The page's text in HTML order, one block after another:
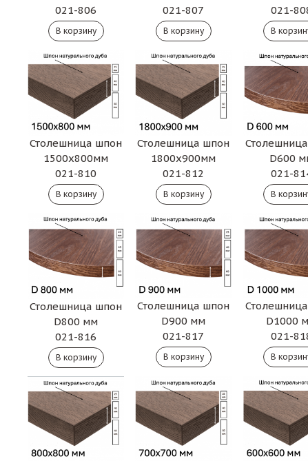
021-806
021-807
021-
Столешница шпон
1500х800мм
021-810
Столешница шпон
1800х900мм
021-812
D600
021-
Столешница шпон
D800 мм
021-816
Столешница шпон
D900 мм
021-817
D1000
021-